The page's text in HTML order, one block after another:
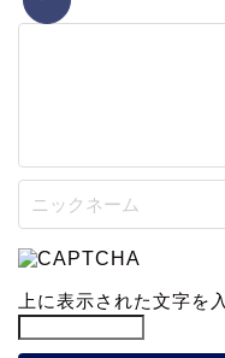
上に表示された文字を